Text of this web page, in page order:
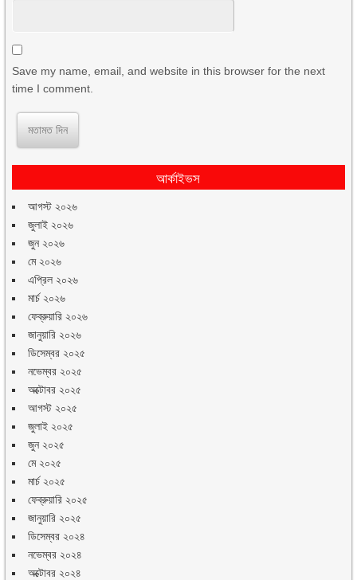
Save my name, email, and website in this browser for the next
time I comment.
আর্কাইভস
আগস্ট ২০২৬
জুলাই ২০২৬
জুন ২০২৬
মে ২০২৬
এপ্রিল ২০২৬
মার্চ ২০২৬
ফেব্রুয়ারি ২০২৬
জানুয়ারি ২০২৬
ডিসেম্বর ২০২৫
নভেম্বর ২০২৫
অক্টোবর ২০২৫
আগস্ট ২০২৫
জুলাই ২০২৫
জুন ২০২৫
মে ২০২৫
মার্চ ২০২৫
ফেব্রুয়ারি ২০২৫
জানুয়ারি ২০২৫
ডিসেম্বর ২০২৪
নভেম্বর ২০২৪
অক্টোবর ২০২৪